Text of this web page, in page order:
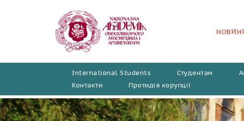
International Students Студентам
Контакти
Протидія корупції